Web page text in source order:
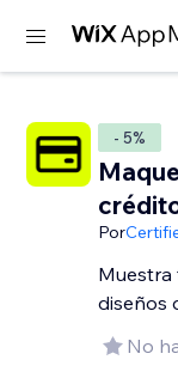
- 5%
Por
Muestra
diseños
No